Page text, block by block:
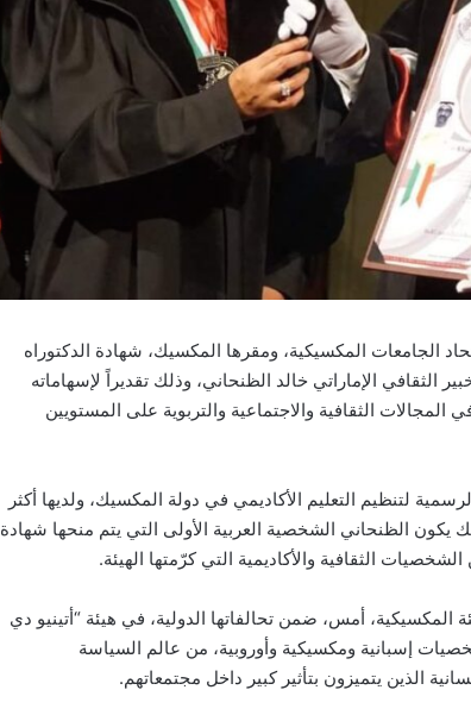
2022 ـ منحت هيئة اتحاد الجامعات المكسيكية، ومقرها المكسيك، شهادة الدكتوراه
الثقافي الإماراتي خالد الظنحاني، وذلك تقديراً لإسهاماته
المجالات الثقافية والاجتماعية والتربوية على المستويين
لتنظيم التعليم الأكاديمي في دولة المكسيك، ولديها أكثر
وبذلك يكون الظنحاني الشخصية العربية الأولى التي يتم منحها شهادة
الثقافية والأكاديمية التي كرّمتها الهيئة.
المكسيكية، أمس، ضمن تحالفاتها الدولية، في هيئة “أتينيو دي
إسبانية ومكسيكية وأوروبية، من عالم السياسة
الذين يتميزون بتأثير كبير داخل مجتمعاتهم.